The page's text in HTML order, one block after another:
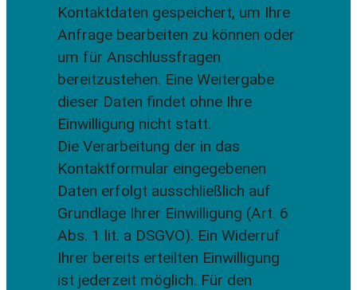
Kontaktdaten gespeichert, um Ihre
Anfrage bearbeiten zu können oder
um für Anschlussfragen
bereitzustehen. Eine Weitergabe
dieser Daten findet ohne Ihre
Einwilligung nicht statt.
Die Verarbeitung der in das
Kontaktformular eingegebenen
Daten erfolgt ausschließlich auf
Grundlage Ihrer Einwilligung (Art. 6
Abs. 1 lit. a DSGVO). Ein Widerruf
Ihrer bereits erteilten Einwilligung
ist jederzeit möglich. Für den